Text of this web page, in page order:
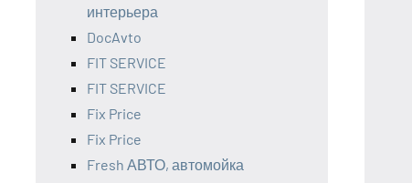
интерьера
DocAvto
FIT SERVICE
FIT SERVICE
Fix Price
Fix Price
Fresh АВТО, автомойка